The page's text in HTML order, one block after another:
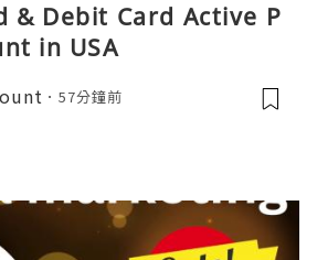
& Debit Card Active P
in USA
57分鐘前